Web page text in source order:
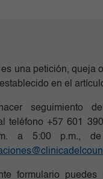
una petición, queja
en el
seguimiento
teléfono +57 601
a 5:00 p.m.,
formulario